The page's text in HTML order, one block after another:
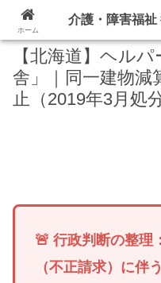
【北海道】ヘル
舎」｜同一建物減
止（2019年3月処分
🚨 行政判断の整理
（不正請求）に伴
ホーム
介護・障害福祉